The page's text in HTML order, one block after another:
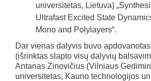
universitetas, Lietuva)
Ultrafast Excited State
Mono and Polylayers“.
Dar vienas dalyvis buvo apdovanotas
(išrinktas slapto visų dalyvių
Antanas Zinovičius (Vilniaus
universitetas, Kauno technologijos